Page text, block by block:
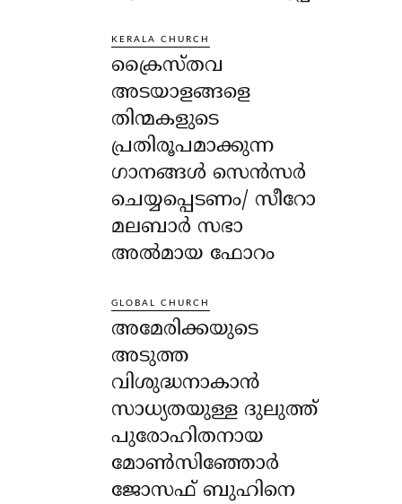
KERALA CHURCH
ക്രൈസ്തവ
അടയാളങ്ങളെ
തിന്മകളുടെ
പ്രതിരൂപമാക്കുന്ന
ഗാനങ്ങൾ സെൻസർ
ചെയ്യപ്പെടണം/ സീറോ
മലബാർ സഭാ
അൽമായ ഫോറം
GLOBAL CHURCH
അമേരിക്കയുടെ
അടുത്ത
വിശുദ്ധനാകാൻ
സാധ്യതയുള്ള ദുലുത്ത്
പുരോഹിതനായ
മോൺസിഞ്ഞോർ
ജോസഫ് ബുഹിനെ